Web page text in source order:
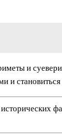
и
и становиться